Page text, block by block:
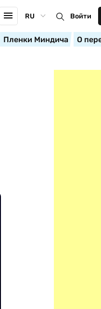
RU Войти
Пленки Миндича О